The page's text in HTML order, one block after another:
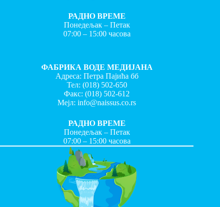
РАДНО ВРЕМЕ
Понедељак – Петак
07:00 – 15:00 часова
ФАБРИКА ВОДЕ МЕДИЈАНА
Адреса: Петра Пајића бб
Тел: (018) 502-650
Факс:(018) 502-612
Мејл:info@naissus.co.rs
РАДНО ВРЕМЕ
Понедељак – Петак
07:00 – 15:00 часова